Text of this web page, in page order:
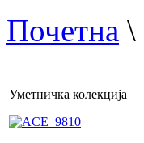
Почетна \
Уметничка колекција